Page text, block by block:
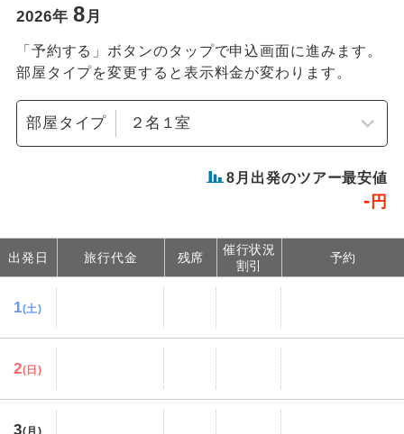
2026年 8月
「予約する」ボタンのタップで申込画面に進みます。
部屋タイプを変更すると表示料金が変わります。
部屋タイプ
8 月出発のツアー最安値
- 円
出発日 旅行代金 残席
催行状況
割引
予約
1(土)
2(日)
3(月)